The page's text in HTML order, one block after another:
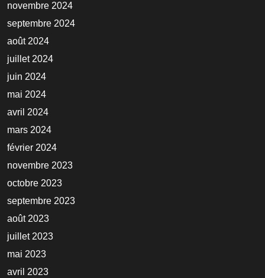
novembre 2024
septembre 2024
août 2024
juillet 2024
juin 2024
mai 2024
avril 2024
mars 2024
février 2024
novembre 2023
octobre 2023
septembre 2023
août 2023
juillet 2023
mai 2023
avril 2023